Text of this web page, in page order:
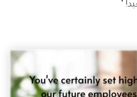
"